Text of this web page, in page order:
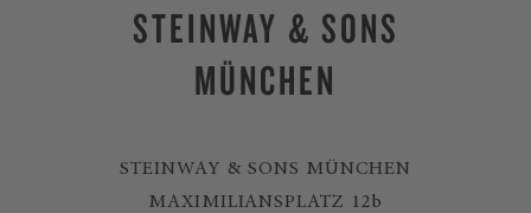
STEINWAY & SONS
MÜNCHEN
STEINWAY & SONS MÜNCHEN
MAXIMILIANSPLATZ 12b